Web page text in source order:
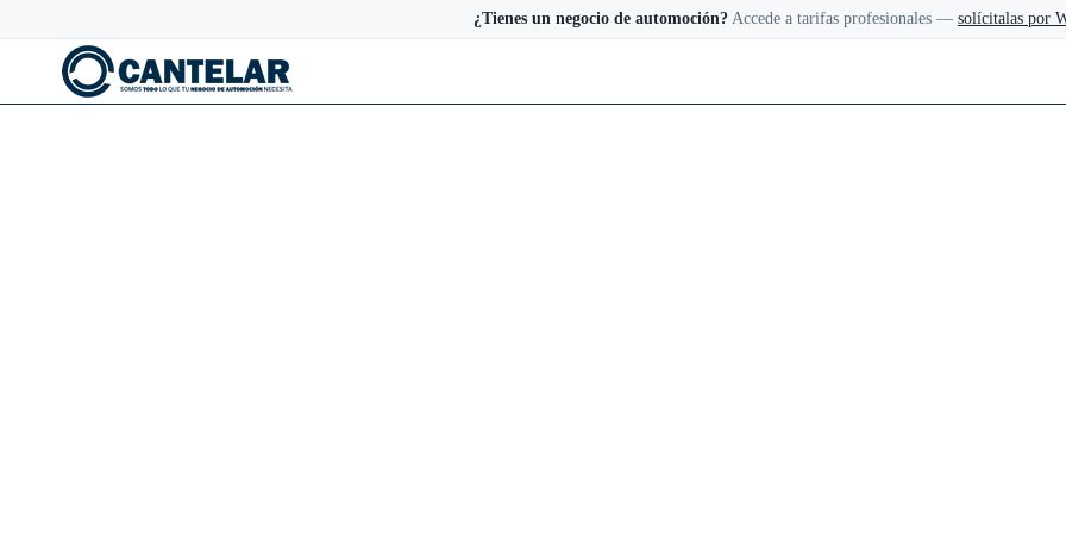
¿Tienes un negocio de automoción? Accede a tarifas profesionales — solícitalas por